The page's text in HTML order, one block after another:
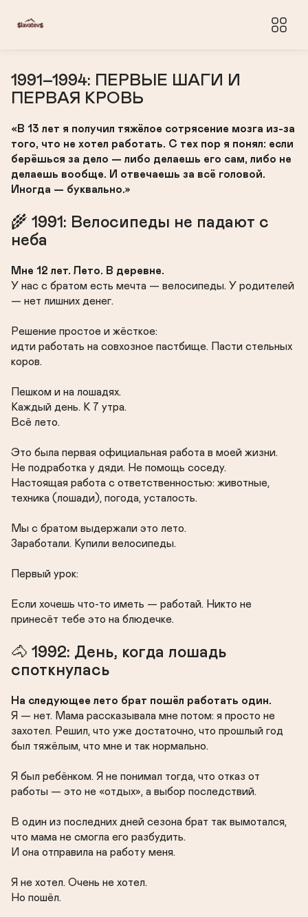
1991–1994: ПЕРВЫЕ ШАГИ И
ПЕРВАЯ КРОВЬ
«В 13 лет я получил тяжёлое сотрясение мозга из-за
того, что не хотел работать. С тех пор я понял: если
берёшься за дело — либо делаешь его сам, либо не
делаешь вообще. И отвечаешь за всё головой.
Иногда — буквально.»
🌾 1991: Велосипеды не падают с
неба
Мне 12 лет. Лето. В деревне.
У нас с братом есть мечта — велосипеды. У родителей
— нет лишних денег.
Решение простое и жёсткое:
идти работать на совхозное пастбище. Пасти стельных
коров.
Пешком и на лошадях.
Каждый день. К 7 утра.
Всё лето.
Это была первая официальная работа в моей жизни.
Не подработка у дяди. Не помощь соседу.
Настоящая работа с ответственностью: животные,
техника (лошади), погода, усталость.
Мы с братом выдержали это лето.
Заработали. Купили велосипеды.
Первый урок:
Если хочешь что-то иметь — работай. Никто не
принесёт тебе это на блюдечке.
🐴 1992: День, когда лошадь
споткнулась
На следующее лето брат пошёл работать один.
Я — нет. Мама рассказывала мне потом: я просто не
захотел. Решил, что уже достаточно, что прошлый год
был тяжёлым, что мне и так нормально.
Я был ребёнком. Я не понимал тогда, что отказ от
работы — это не «отдых», а выбор последствий.
В один из последних дней сезона брат так вымотался,
что мама не смогла его разбудить.
И она отправила на работу меня.
Я не хотел. Очень не хотел.
Но пошёл.